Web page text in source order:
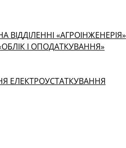
«АГРОІНЖЕНЕРІЯ»
І ОПОДАТКУВАННЯ»
ЕЛЕКТРОУСТАТКУВАННЯ